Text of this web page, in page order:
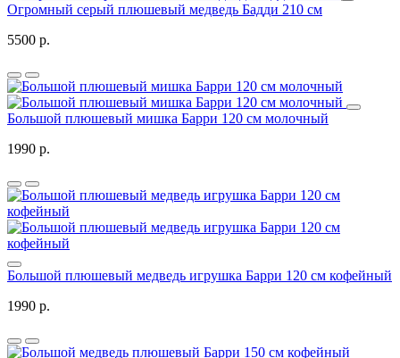
Огромный серый плюшевый медведь Бадди 210 см
5500 р.
Большой плюшевый мишка Барри 120 см молочный
1990 р.
Большой плюшевый медведь игрушка Барри 120 см кофейный
1990 р.